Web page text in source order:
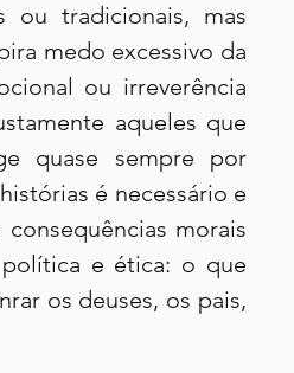
ou tradicionais, mas
medo excessivo da
ou irreverência
aqueles que
quase sempre por
é necessário e
morais
e ética: o que
os deuses, os pais,